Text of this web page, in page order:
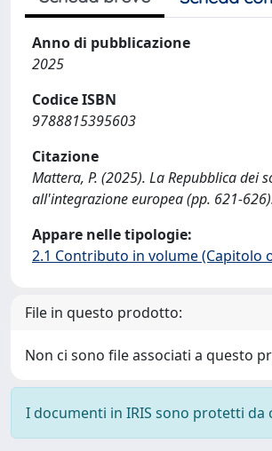
Anno di pubblicazione
2025
Codice ISBN
9788815395603
Citazione
Mattera, P. (2025). La Repubblica dei
all'integrazione europea (pp. 621-
Appare nelle tipologie:
2.1 Contributo in volume (Capitolo
File in questo prodotto:
Non ci sono file associati a questo
I documenti in IRIS sono protetti